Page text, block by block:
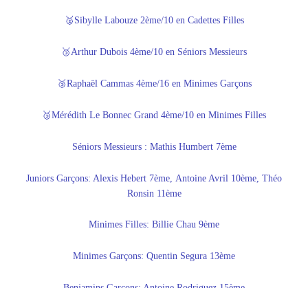
🥈Sibylle Labouze 2ème/10 en Cadettes Filles
🥉Arthur Dubois 4ème/10 en Séniors Messieurs
🥉Raphaël Cammas 4ème/16 en Minimes Garçons
🥉Mérédith Le Bonnec Grand 4ème/10 en Minimes Filles
Séniors Messieurs : Mathis Humbert 7ème
Juniors Garçons: Alexis Hebert 7ème, Antoine Avril 10ème, Théo
Ronsin 11ème
Minimes Filles: Billie Chau 9ème
Minimes Garçons: Quentin Segura 13ème